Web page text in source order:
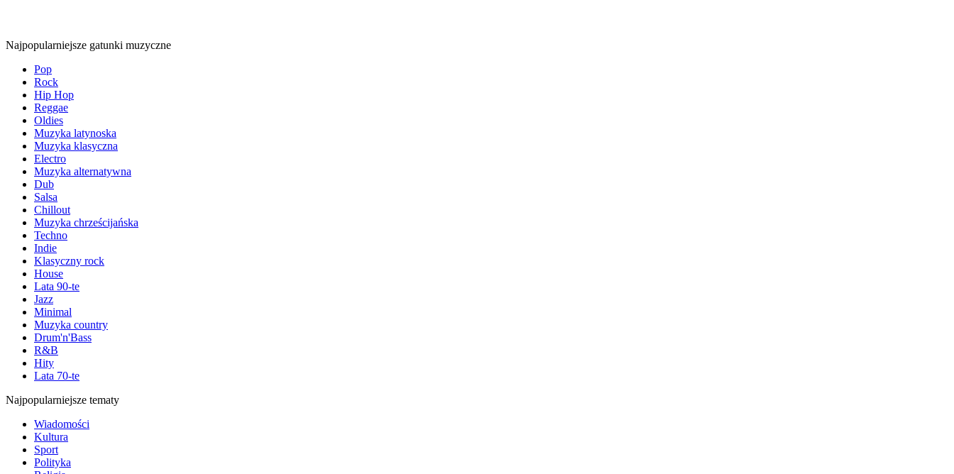
Najpopularniejsze gatunki muzyczne
Pop
Rock
Hip Hop
Reggae
Oldies
Muzyka latynoska
Muzyka klasyczna
Electro
Muzyka alternatywna
Dub
Salsa
Chillout
Muzyka chrześcijańska
Techno
Indie
Klasyczny rock
House
Lata 90-te
Jazz
Minimal
Muzyka country
Drum'n'Bass
R&B
Hity
Lata 70-te
Najpopularniejsze tematy
Wiadomości
Kultura
Sport
Polityka